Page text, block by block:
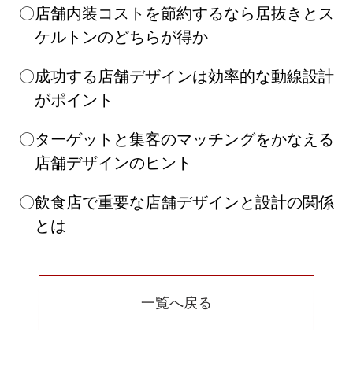
店舗内装コストを節約するなら居抜きとス
ケルトンのどちらが得か
成功する店舗デザインは効率的な動線設計
がポイント
ターゲットと集客のマッチングをかなえる
店舗デザインのヒント
飲食店で重要な店舗デザインと設計の関係
とは
一覧へ戻る